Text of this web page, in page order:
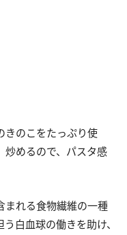
きのこをたっぷり使
炒めるので、パスタ感
まれる食物繊維の一種
白血球の働きを助け、